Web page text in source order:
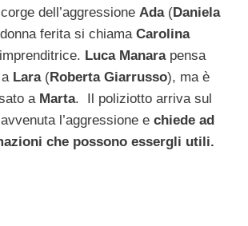
dell’aggressione Ada(Daniela
ferita si chiamaCarolina
Luca Manarapensa
Lara(Roberta Giarrusso), ma è
aMarta. Il poliziotto arriva sul
l’aggressione e chiede ad
che possono essergli utili.